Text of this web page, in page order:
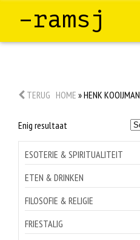
–ramsj
TERUG HOME »HENK KOOIJMAN
Enig resultaat
ESOTERIE & SPIRITUALITEIT
ETEN & DRINKEN
FILOSOFIE & RELIGIE
FRIESTALIG